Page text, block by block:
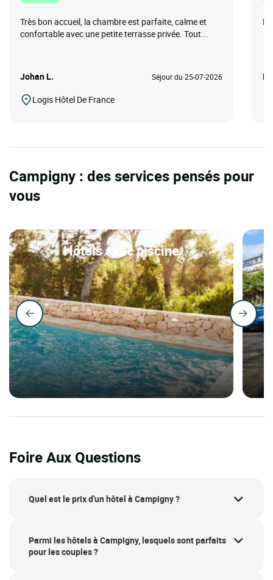
Très bon accueil, la chambre est parfaite, calme et
confortable avec une petite terrasse privée. Tout...
Johan L. Séjour du 25-07-2026
Logis Hôtel De France
Campigny : des services pensés pour
vous
Hôtels avec piscine
Foire Aux Questions
Quel est le prix d'un hôtel à Campigny ?
Parmi les hôtels à Campigny, lesquels sont parfaits
pour les couples ?